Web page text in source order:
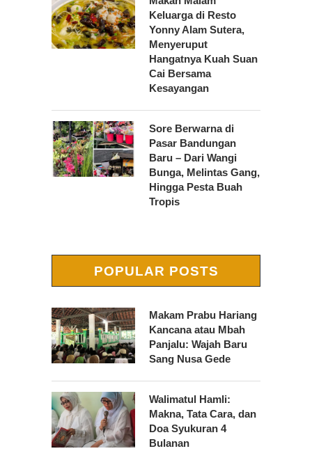
Keluarga di Resto
Yonny Alam Sutera,
Menyeruput
Hangatnya Kuah Suan
Cai Bersama
Kesayangan
Sore Berwarna di
Pasar Bandungan
Baru – Dari Wangi
Bunga, Melintas Gang,
Hingga Pesta Buah
Tropis
POPULAR POSTS
Makam Prabu Hariang
Kancana atau Mbah
Panjalu: Wajah Baru
Sang Nusa Gede
Walimatul Hamli:
Makna, Tata Cara, dan
Doa Syukuran 4
Bulanan